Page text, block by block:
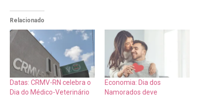
Relacionado
Datas: CRMV-RN celebra o
Dia do Médico-Veterinário
Economia: Dia dos
Namorados deve